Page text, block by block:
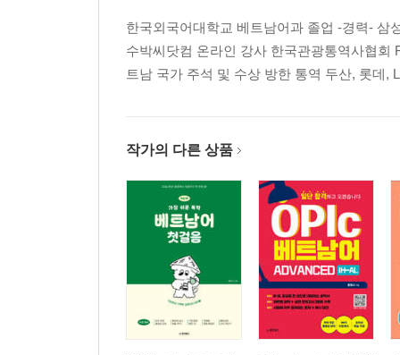
한국외국어대학교 베트남어과 졸업 -경력- 삼
수박씨닷컴 온라인 강사 한국관광통역사협회
트남 국가 주석 및 수상 방한 통역 두산, 롯데,
작가의 다른 상품